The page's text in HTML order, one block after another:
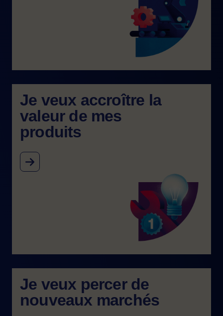
Je veux accroître la
valeur de mes
produits
Je veux percer de
nouveaux marchés